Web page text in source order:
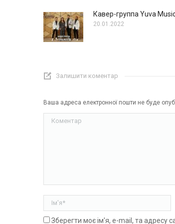
Кавер-группа Yuva
20.01.2022
Залишити коментар
Ваша адреса електронної пошти не буде
Коментар
Ім'я *
Зберегти моє ім'я, e-mail, та адресу